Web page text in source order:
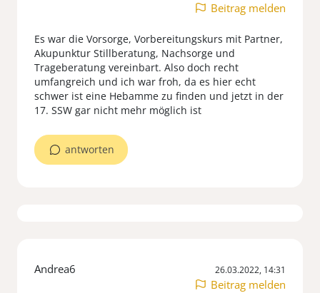
Beitrag melden
Es war die Vorsorge, Vorbereitungskurs mit Partner,
Akupunktur Stillberatung, Nachsorge und
Trageberatung vereinbart. Also doch recht
umfangreich und ich war froh, da es hier echt
schwer ist eine Hebamme zu finden und jetzt in der
17. SSW gar nicht mehr möglich ist
antworten
Andrea6 26.03.2022, 14:31
Beitrag melden